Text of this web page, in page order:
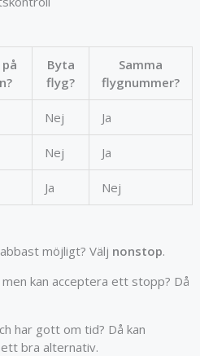
Byta
flyg?
Samma
flygnummer?
Nej Ja
Nej Ja
Ja Nej
möjligt? Välj nonstop.
kan acceptera ett stopp? Då
har gott om tid? Då kan
bra alternativ.